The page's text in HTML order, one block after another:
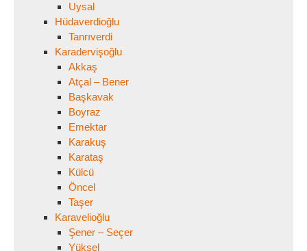
Uysal
Hüdaverdioğlu
Tanrıverdi
Karadervişoğlu
Akkaş
Atçal – Bener
Başkavak
Boyraz
Emektar
Karakuş
Karataş
Külcü
Öncel
Taşer
Karavelioğlu
Şener – Seçer
Yüksel